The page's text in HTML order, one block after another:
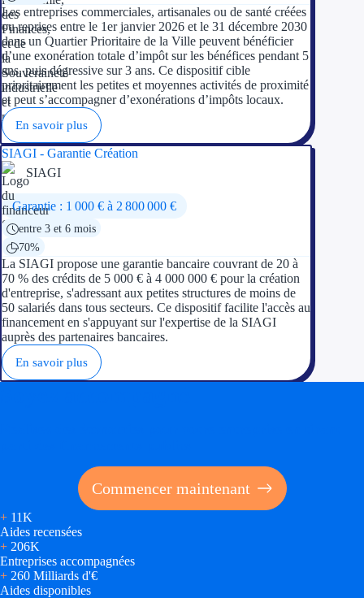
Les entreprises commerciales, artisanales ou de santé créées
ou reprises entre le 1er janvier 2026 et le 31 décembre 2030
dans un Quartier Prioritaire de la Ville peuvent bénéficier
d’une exonération totale d’impôt sur les bénéfices pendant 5
ans, puis dégressive sur 3 ans. Ce dispositif cible
prioritairement les petites et moyennes activités de proximité
et peut s’accompagner d’exonérations d’impôts locaux.
En savoir plus
SIAGI - Garantie Création
SIAGI
Garantie : 1 000 € à 2 800 000 €
entre 3 et 6 mois
70%
La SIAGI propose une garantie bancaire couvrant de 20 à
70 % des crédits de 5 000 € à 4 000 000 € pour la création
d'entreprise, s'adressant aux petites structures de moins de
50 salariés dans tous secteurs. Ce dispositif facilite l'accès au
financement en s'appuyant sur l'expertise de la SIAGI
auprès des partenaires bancaires.
En savoir plus
Commencer maintenant
+ 11K
Aides recensées
+ 206K
Entreprises accompagnées
+ 260 Milliards d'€
Aides disponibles